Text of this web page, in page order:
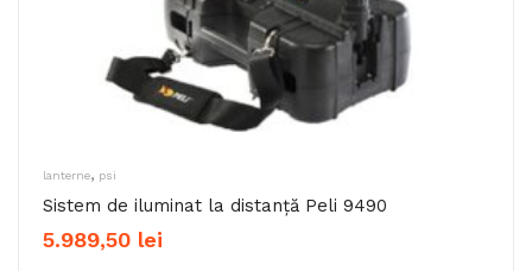
lanterne, psi
Sistem de iluminat la distanță Peli 9490
5.989,50 lei